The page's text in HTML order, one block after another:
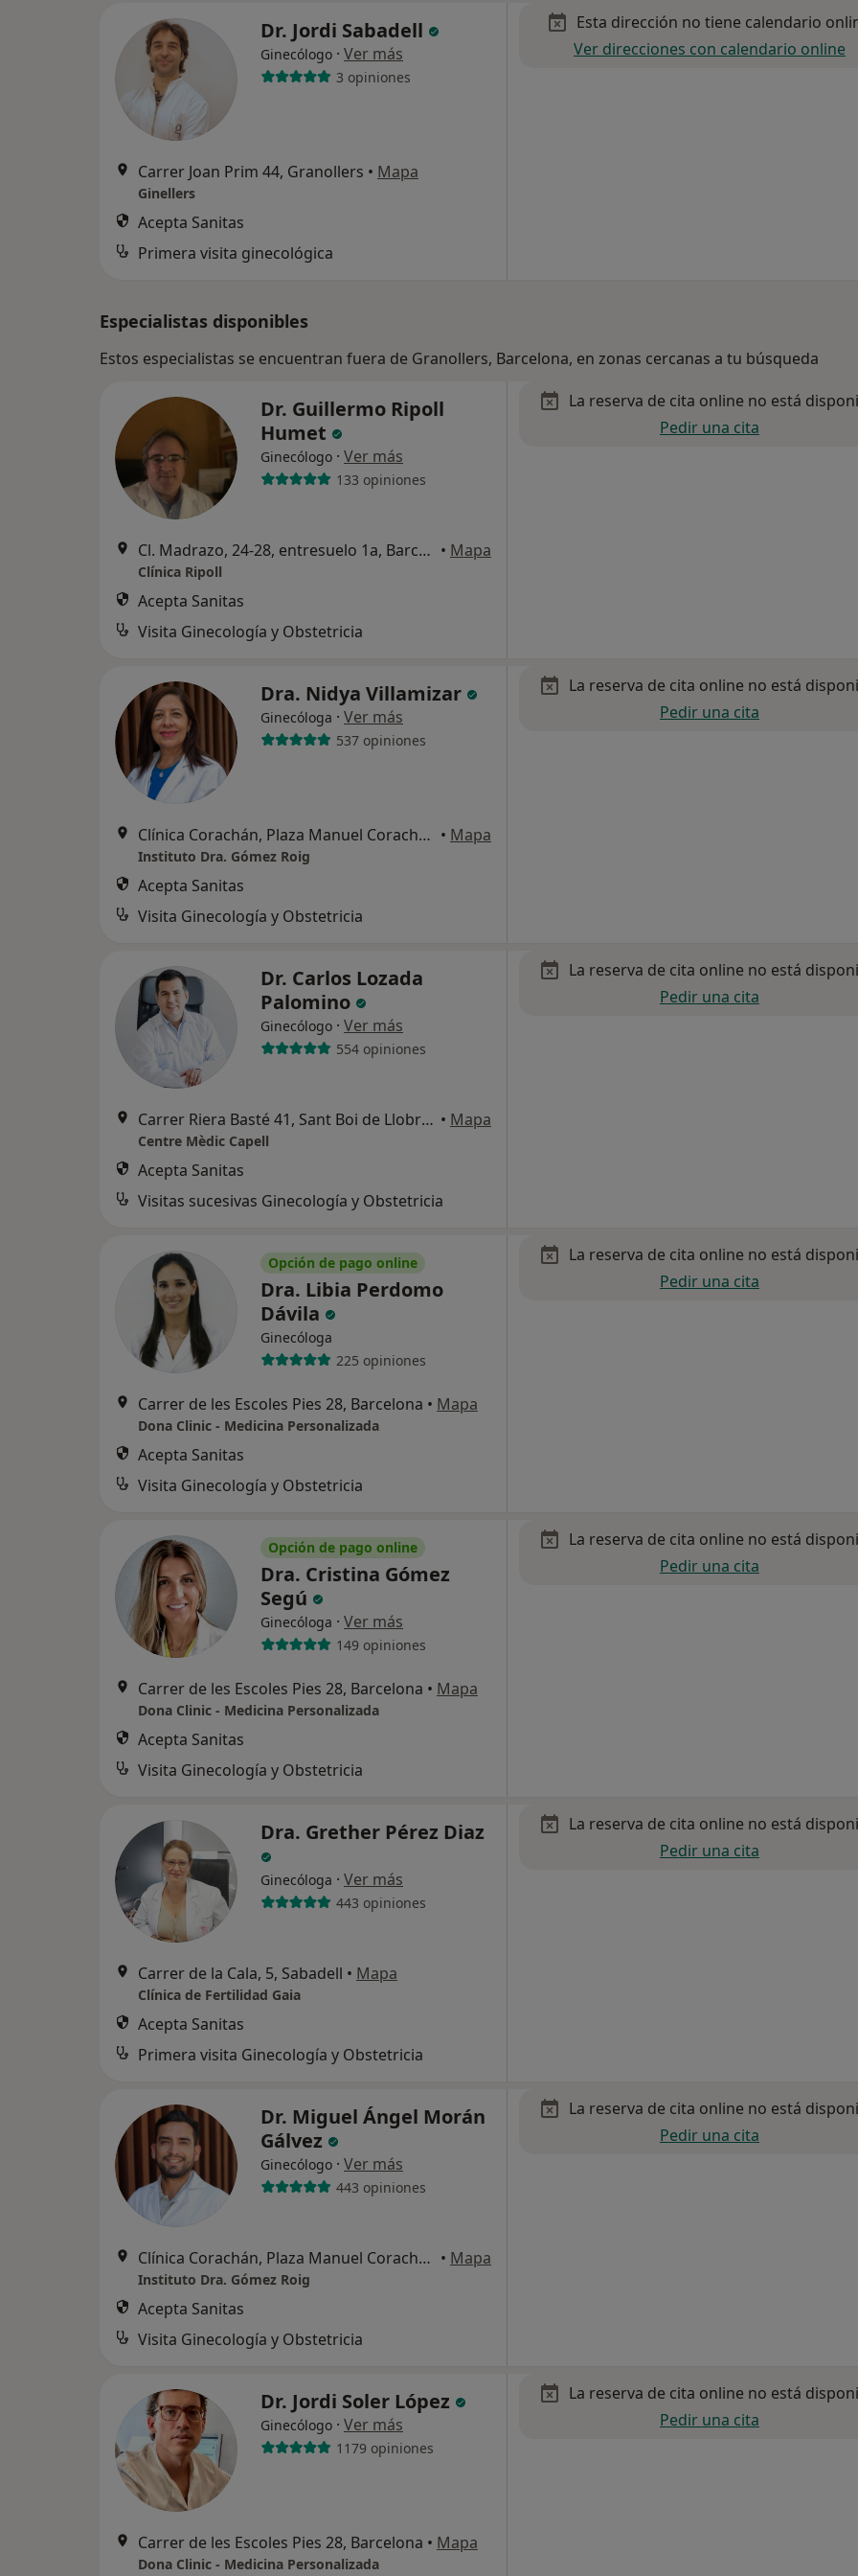
Dr. Jordi Sabadell
Ginecólogo · Ver más
3 opiniones
Carrer Joan Prim 44, Granollers • Mapa
Ginellers
Acepta Sanitas
Primera visita ginecológica
Esta dirección no tiene calendario
Ver direcciones con calendario online
Especialistas disponibles
Estos especialistas se encuentran fuera de Granollers, Barcelona, en zonas cercanas a tu búsqueda
Dr. Guillermo Ripoll
Humet
Ginecólogo · Ver más
133 opiniones
Cl. Madrazo, 24-28, entresuelo 1a, Barcelona • Mapa
Clínica Ripoll
Acepta Sanitas
Visita Ginecología y Obstetricia
La reserva de cita online no está
Pedir una cita
Dra. Nidya Villamizar
Ginecóloga · Ver más
537 opiniones
Clínica Corachán, Plaza Manuel Corachán, 4 (desp.220-221)., Barcelona • Mapa
Instituto Dra. Gómez Roig
Acepta Sanitas
Visita Ginecología y Obstetricia
La reserva de cita online no está
Pedir una cita
Dr. Carlos Lozada
Palomino
Ginecólogo · Ver más
554 opiniones
Carrer Riera Basté 41, Sant Boi de Llobregat • Mapa
Centre Mèdic Capell
Acepta Sanitas
Visitas sucesivas Ginecología y Obstetricia
La reserva de cita online no está
Pedir una cita
Opción de pago online
Dra. Libia Perdomo
Dávila
Ginecóloga
225 opiniones
Carrer de les Escoles Pies 28, Barcelona • Mapa
Dona Clinic - Medicina Personalizada
Acepta Sanitas
Visita Ginecología y Obstetricia
La reserva de cita online no está
Pedir una cita
Opción de pago online
Dra. Cristina Gómez
Segú
Ginecóloga · Ver más
149 opiniones
Carrer de les Escoles Pies 28, Barcelona • Mapa
Dona Clinic - Medicina Personalizada
Acepta Sanitas
Visita Ginecología y Obstetricia
La reserva de cita online no está
Pedir una cita
Dra. Grether Pérez Diaz
Ginecóloga · Ver más
443 opiniones
Carrer de la Cala, 5, Sabadell • Mapa
Clínica de Fertilidad Gaia
Acepta Sanitas
Primera visita Ginecología y Obstetricia
La reserva de cita online no está
Pedir una cita
Dr. Miguel Ángel Morán
Gálvez
Ginecólogo · Ver más
443 opiniones
Clínica Corachán, Plaza Manuel Corachán, 4 (desp.220-221)., Barcelona • Mapa
Instituto Dra. Gómez Roig
Acepta Sanitas
Visita Ginecología y Obstetricia
La reserva de cita online no está
Pedir una cita
Dr. Jordi Soler López
Ginecólogo · Ver más
1179 opiniones
Carrer de les Escoles Pies 28, Barcelona • Mapa
Dona Clinic - Medicina Personalizada
La reserva de cita online no está
Pedir una cita